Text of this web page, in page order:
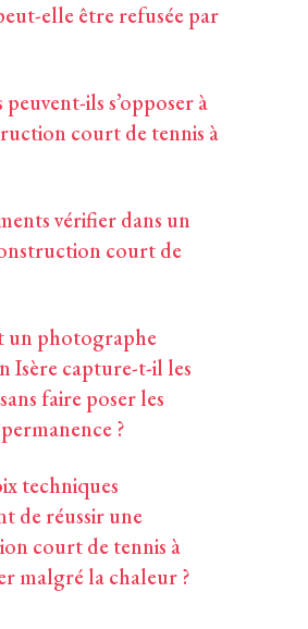
elle être refusée par
peuvent-ils s’opposer à
court de tennis à
vérifier dans un
court de
un photographe
Isère capture-t-il les
faire poser les
?
techniques
de réussir une
court de tennis à
malgré la chaleur ?